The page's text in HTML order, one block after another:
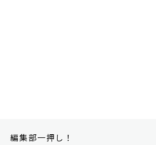
編集部一押し！